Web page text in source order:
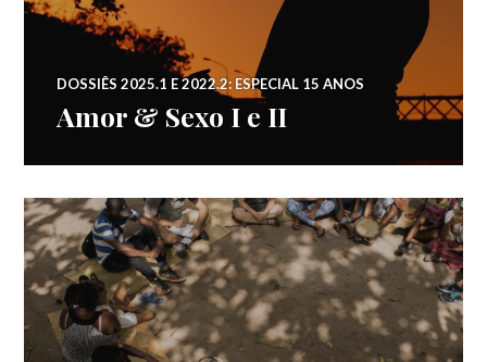
DOSSIÊS 2025.1 E 2022.2: ESPECIAL 15 ANOS
Amor & Sexo I e II